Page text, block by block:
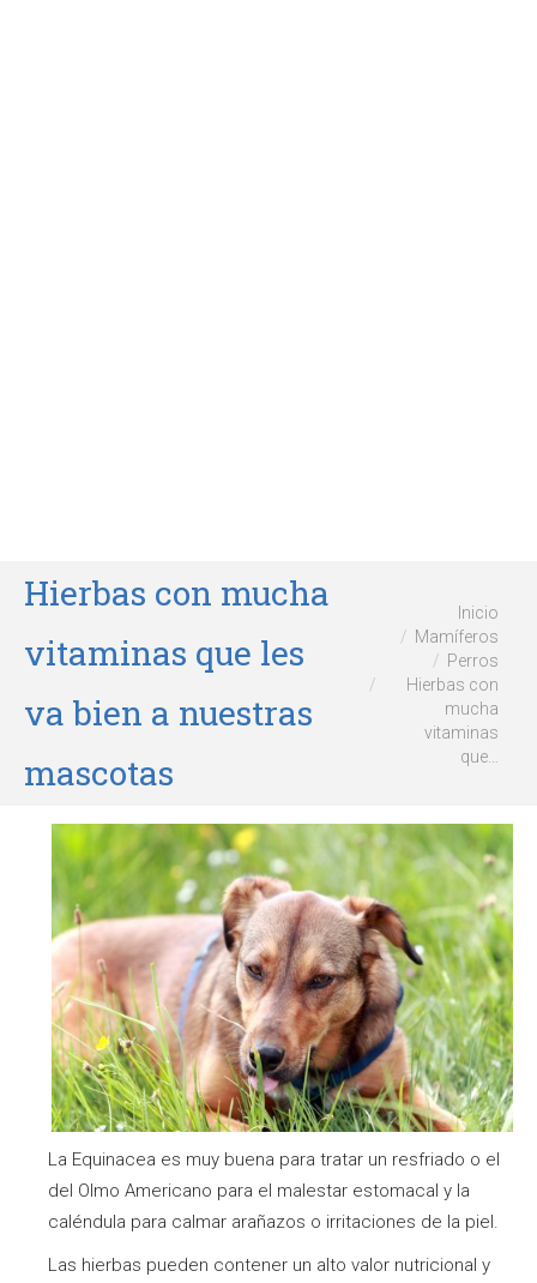
Hierbas con mucha
vitaminas que les
va bien a nuestras
mascotas
Inicio
Mamíferos
Perros
Hierbas con
mucha
vitaminas
que…
La Equinacea es muy buena para tratar un resfriado o el
del Olmo Americano para el malestar estomacal y la
caléndula para calmar arañazos o irritaciones de la piel.
Las hierbas pueden contener un alto valor nutricional y